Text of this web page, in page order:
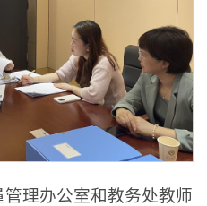
理办公室和教务处教师